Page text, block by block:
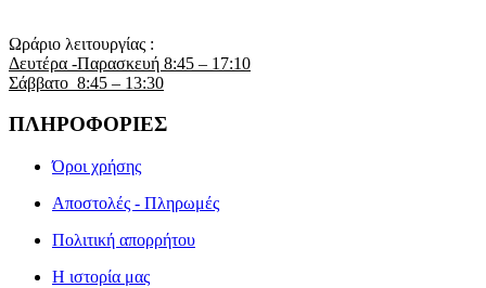
Ωράριο λειτουργίας :
Δευτέρα -Παρασκευή 8:45 – 17:10
Σάββατο 8:45 – 13:30
ΠΛΗΡΟΦΟΡΙΕΣ
Όροι χρήσης
Αποστολές - Πληρωμές
Πολιτική απορρήτου
Η ιστορία μας